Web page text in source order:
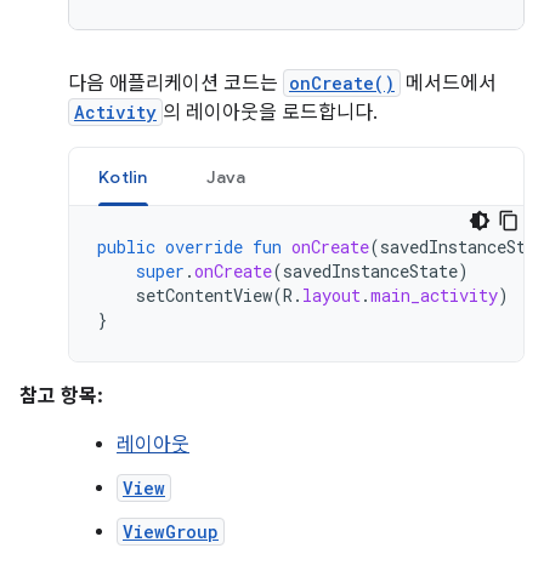
다음 애플리케이션 코드는 onCreate() 메서드에서
Activity 의 레이아웃을 로드합니다.
Kotlin Java
public override fun onCreate(
super .onCreate(savedInstanceState)
setContentView(R . layout.main_activity)
}
참고 항목:
레이아웃
View
ViewGroup